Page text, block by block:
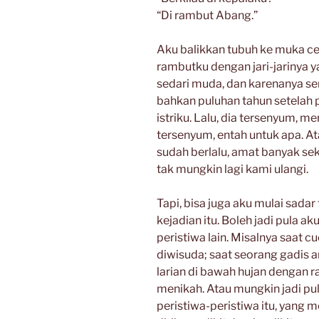
“Di rambut Abang.”
Aku balikkan tubuh ke muka
rambutku dengan jari-jarinya
sedari muda, dan karenanya
bahkan puluhan tahun setelah
istriku. Lalu, dia tersenyum,
tersenyum, entah untuk apa.
sudah berlalu, amat banyak
tak mungkin lagi kami ulangi.
Tapi, bisa juga aku mulai
kejadian itu. Boleh jadi pula
peristiwa lain. Misalnya saat
diwisuda; saat seorang gadis
larian di bawah hujan dengan
menikah. Atau mungkin jadi
peristiwa-peristiwa itu, yang